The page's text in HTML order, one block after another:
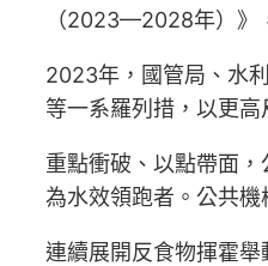
（2023—2028年）》
2023年，國管局、水
等一系羅列措，以更
重點衝破、以點帶面
為水效領跑者。公共
連續展開反食物揮霍